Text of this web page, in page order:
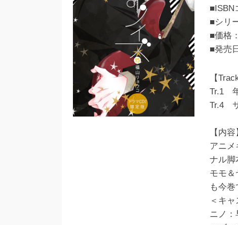
■ISBN
■シリ
■価格
■発売
【
Tr.1
Tr.4
【内容
アニ
ナル脚
モモ
も今
＜キャ
ニノ：